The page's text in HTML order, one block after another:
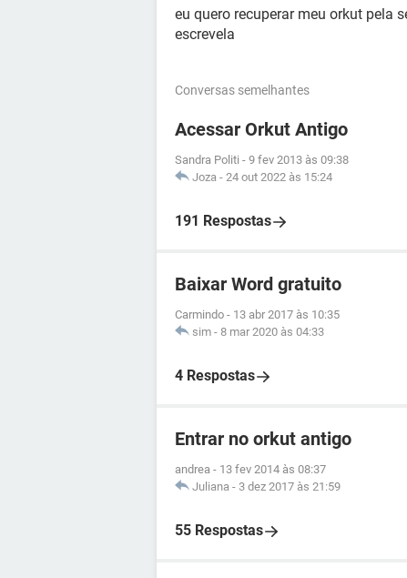
eu quero recuperar meu orkut pela
escrevela
Conversas semelhantes
Acessar Orkut Antigo
Sandra Politi - 9 fev 2013 às 09:38
Joza - 24 out 2022 às 15:24
191 Respostas
Baixar Word gratuito
Carmindo - 13 abr 2017 às 10:35
sim - 8 mar 2020 às 04:33
4 Respostas
Entrar no orkut antigo
andrea - 13 fev 2014 às 08:37
Juliana - 3 dez 2017 às 21:59
55 Respostas